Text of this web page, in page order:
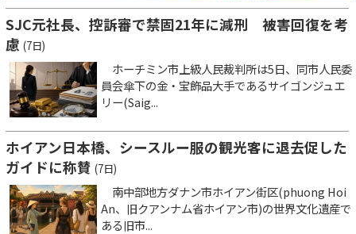
SJC元社長、控訴審で禁固21年に減刑 被害回復を考
慮 (7日)
ホーチミン市上級人民裁判所は5日、同市人民委
員会傘下の金・宝飾品大手であるサイゴンジュエ
リー(Saig...
ホイアン日本橋、シースルー服の観光客に退去促した
ガイドに称賛 (7日)
南中部地方ダナン市ホイアン街区(phuong Hoi
An、旧クアンナム省ホイアン市)の世界文化遺産で
ある旧市...